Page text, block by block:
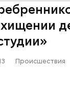
хищении
Происшествия